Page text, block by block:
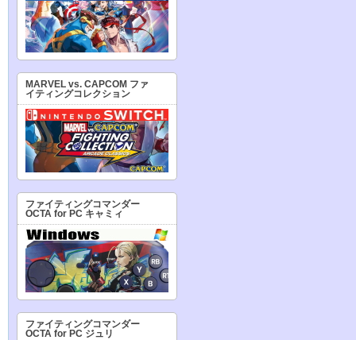
MARVEL vs. CAPCOM ファ
イティングコレクション
ファイティングコマンダー
OCTA for PC キャミィ
ファイティングコマンダー
OCTA for PC ジュリ